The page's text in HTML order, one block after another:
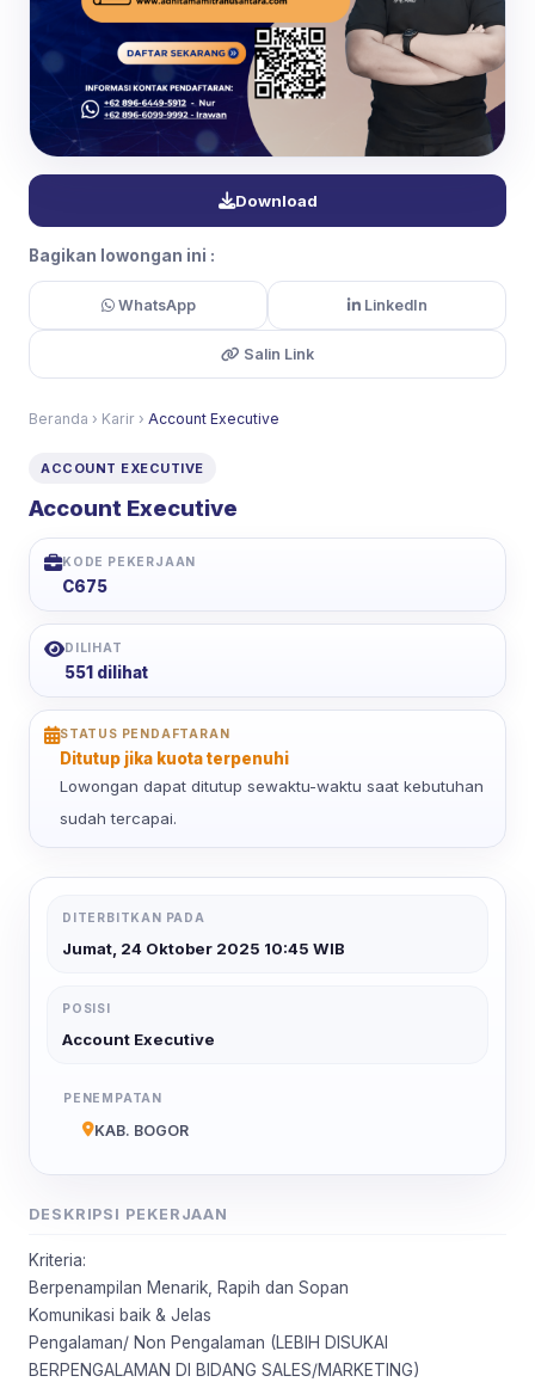
Download
Bagikan lowongan ini :
WhatsApp LinkedIn
Salin Link
Beranda › Karir › Account Executive
ACCOUNT EXECUTIVE
Account Executive
KODE PEKERJAAN
C675
DILIHAT
551 dilihat
STATUS PENDAFTARAN
Ditutup jika kuota terpenuhi
Lowongan dapat ditutup sewaktu-waktu saat kebutuhan
sudah tercapai.
DITERBITKAN PADA
Jumat, 24 Oktober 2025 10:45 WIB
POSISI
Account Executive
PENEMPATAN
KAB. BOGOR
DESKRIPSI PEKERJAAN
Kriteria:
Berpenampilan Menarik, Rapih dan Sopan
Komunikasi baik & Jelas
Pengalaman/ Non Pengalaman (LEBIH DISUKAI
BERPENGALAMAN DI BIDANG SALES/MARKETING)